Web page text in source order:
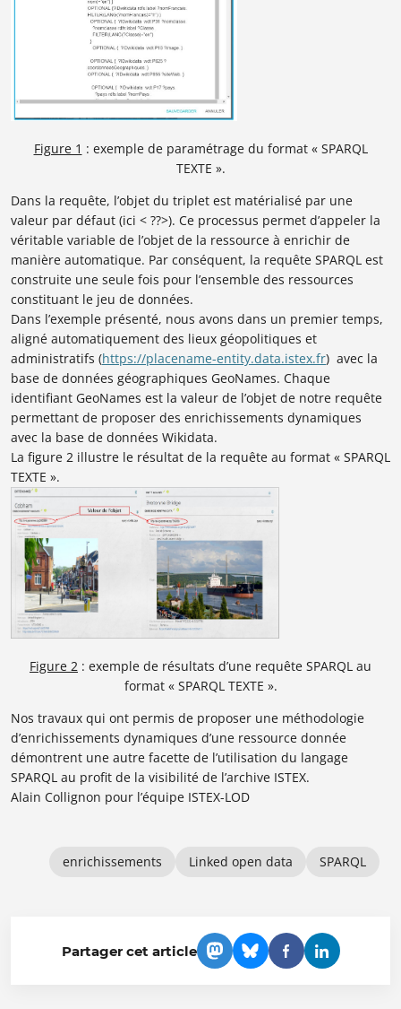
Figure 1 : exemple de paramétrage du format « SPARQL
TEXTE ».
Dans la requête, l’objet du triplet est matérialisé par une
valeur par défaut (ici < ??>). Ce processus permet d’appeler la
véritable variable de l’objet de la ressource à enrichir de
manière automatique. Par conséquent, la requête SPARQL est
construite une seule fois pour l’ensemble des ressources
constituant le jeu de données.
Dans l’exemple présenté, nous avons dans un premier temps,
aligné automatiquement des lieux géopolitiques et
administratifs (https://placename-entity.data.istex.fr) avec la
base de données géographiques GeoNames. Chaque
identifiant GeoNames est la valeur de l’objet de notre requête
permettant de proposer des enrichissements dynamiques
avec la base de données Wikidata.
La figure 2 illustre le résultat de la requête au format « SPARQL
TEXTE ».
Figure 2 : exemple de résultats d’une requête SPARQL au
format « SPARQL TEXTE ».
Nos travaux qui ont permis de proposer une méthodologie
d’enrichissements dynamiques d’une ressource donnée
démontrent une autre facette de l’utilisation du langage
SPARQL au profit de la visibilité de l’archive ISTEX.
Alain Collignon pour l’équipe ISTEX-LOD
enrichissements Linked open data SPARQL
Partager cet article